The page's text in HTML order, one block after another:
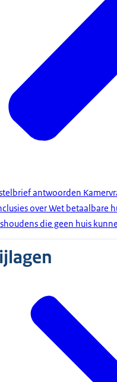
antwoorden
over Wet betaalbare
die geen huis